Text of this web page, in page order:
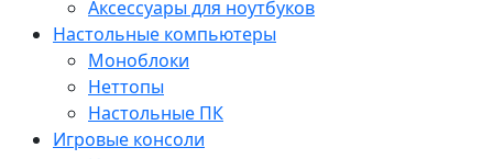
Аксессуары для ноутбуков
Настольные компьютеры
Моноблоки
Неттопы
Настольные ПК
Игровые консоли